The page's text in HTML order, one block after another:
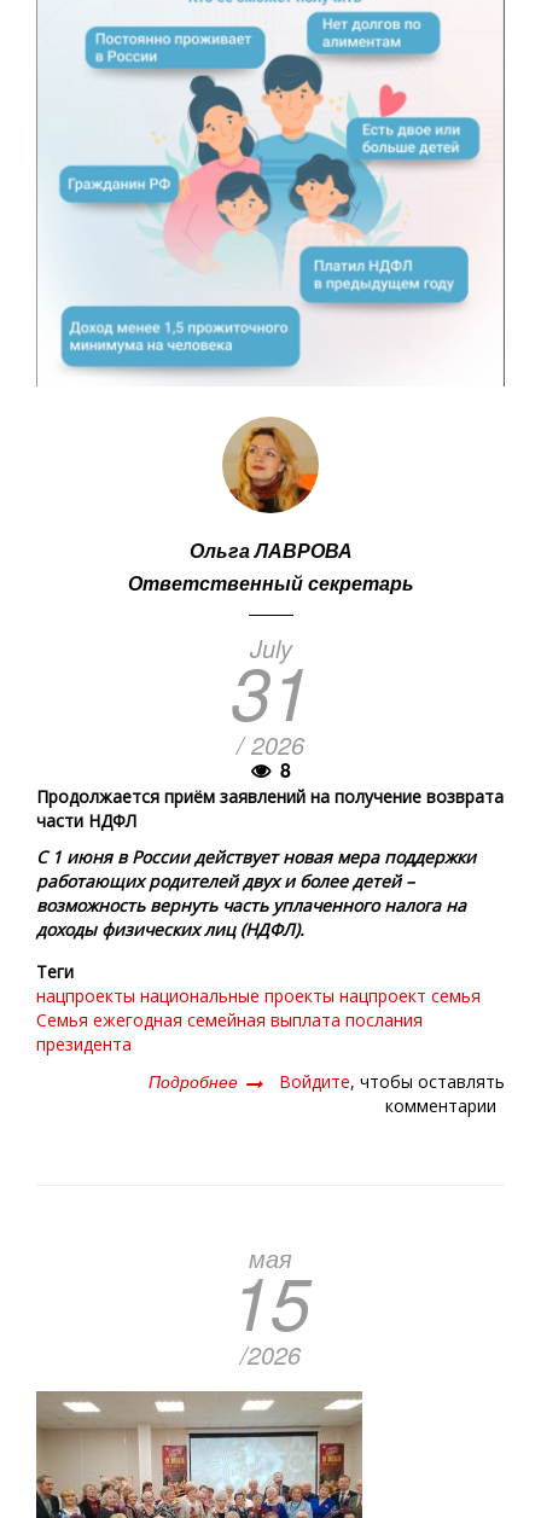
Ольга ЛАВРОВА
Ответственный секретарь
July
31
/ 2026
8
Продолжается приём заявлений на получение возврата
части НДФЛ
С 1 июня в России действует новая мера поддержки
работающих родителей двух и более детей –
возможность вернуть часть уплаченного налога на
доходы физических лиц (НДФЛ).
Теги
нацпроекты национальные проекты нацпроект семья
Семья ежегодная семейная выплата послания
президента
Подробнее о
Войдите, чтобы оставлять
комментарии
мая
15
/2026